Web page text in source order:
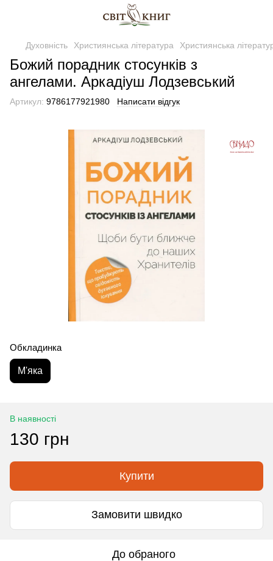
Духовність Християнська література Християнська
Божий порадник стосунків з
ангелами. Аркадіуш Лодзевський
Артикул: 9786177921980 Написати відгук
Обкладинка
М'яка
В наявності
130 грн
Купити
Замовити швидко
До обраного